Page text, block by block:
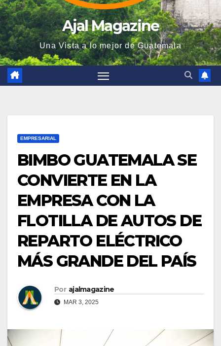
Ajal Magazine
Una Vista a lo mejor de Guatemala
EMPRESARIAL
BIMBO GUATEMALA SE
CONVIERTE EN LA
EMPRESA CON LA
FLOTILLA DE AUTOS DE
REPARTO ELÉCTRICO
MÁS GRANDE DEL PAÍS
Por ajalmagazine
MAR 3, 2025